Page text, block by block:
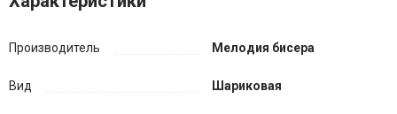
Производитель Мелодия бисера
Вид Шариковая